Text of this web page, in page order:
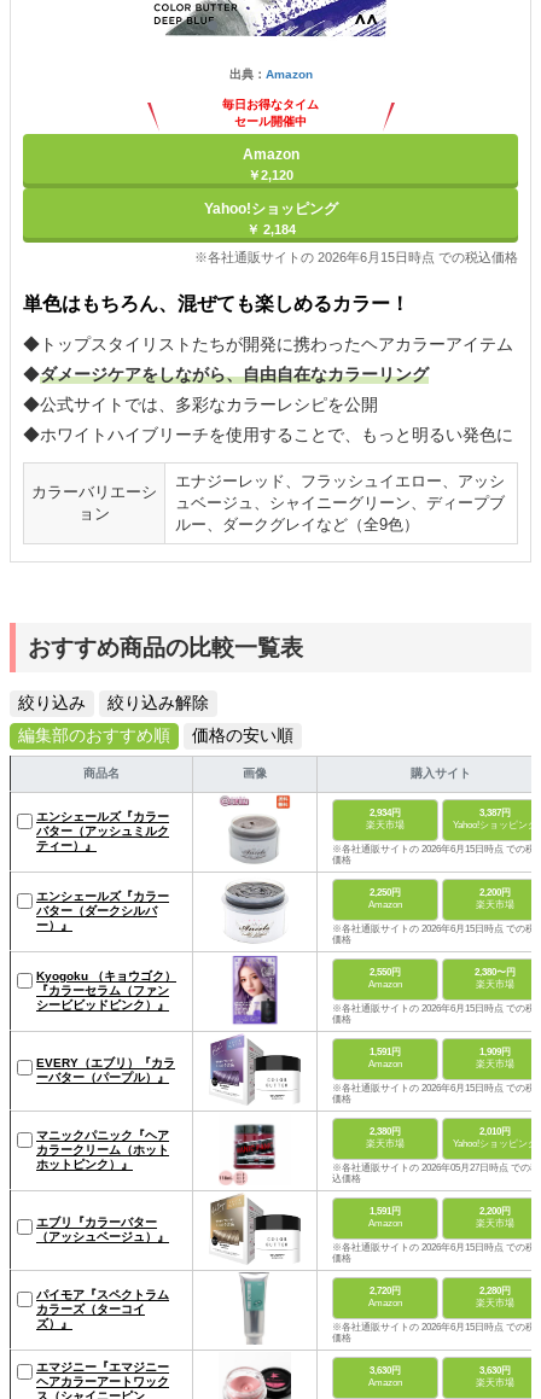
出典： Amazon
毎日お得なタイム
セール開催中
Amazon
￥2,120
Yahoo!ショッピング
￥ 2,184
※各社通販サイトの 2026年6月15日時点 での税込価格
単色はもちろん、混ぜても楽しめるカラー！
◆トップスタイリストたちが開発に携わったヘアカラーアイテム
◆ダメージケアをしながら、自由自在なカラーリング
◆公式サイトでは、多彩なカラーレシピを公開
◆ホワイトハイブリーチを使用することで、もっと明るい発色に
カラーバリエーシ
ョン
エナジーレッド、フラッシュイエロー、アッシ
ュベージュ、シャイニーグリーン、ディープブ
ルー、ダークグレイなど（全9色）
おすすめ商品の比較一覧表
絞り込み
絞り込み解除
編集部のおすすめ順
価格の安い順
商品名 画像 購入サイト
エンシェールズ『カラー
バター（アッシュミルク
ティー）』
2,934円
楽天市場
3,387円
Yahoo!ショッピング
※各社通販サイトの 2026年6月15日時点 での税
価格
エンシェールズ『カラー
バター（ダークシルバ
ー）』
2,250円
Amazon
2,200円
楽天市場
※各社通販サイトの 2026年6月15日時点 での税
価格
Kyogoku （キョウゴク）
『カラーセラム（ファン
シービビッドピンク）』
2,550円
Amazon
2,380〜円
楽天市場
※各社通販サイトの 2026年6月15日時点 での税
価格
EVERY（エブリ）『カラ
ーバター（パープル）』
1,591円
Amazon
1,909円
楽天市場
※各社通販サイトの 2026年6月15日時点 での税
価格
マニックパニック『ヘア
カラークリーム（ホット
ホットピンク）』
2,380円
楽天市場
2,010円
Yahoo!ショッピング
※各社通販サイトの 2026年05月27日時点 での税
込価格
エブリ『カラーバター
（アッシュベージュ）』
1,591円
Amazon
2,200円
楽天市場
※各社通販サイトの 2026年6月15日時点 での税
価格
パイモア『スペクトラム
カラーズ（ターコイ
ズ）』
2,720円
Amazon
2,280円
楽天市場
※各社通販サイトの 2026年6月15日時点 での税
価格
エマジニー『エマジニー
ヘアカラーアートワック
ス（シャイニーピン
3,630円
Amazon
3,630円
楽天市場